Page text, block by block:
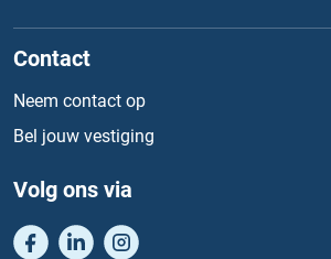
Contact
Neem contact op
Bel jouw vestiging
Volg ons via